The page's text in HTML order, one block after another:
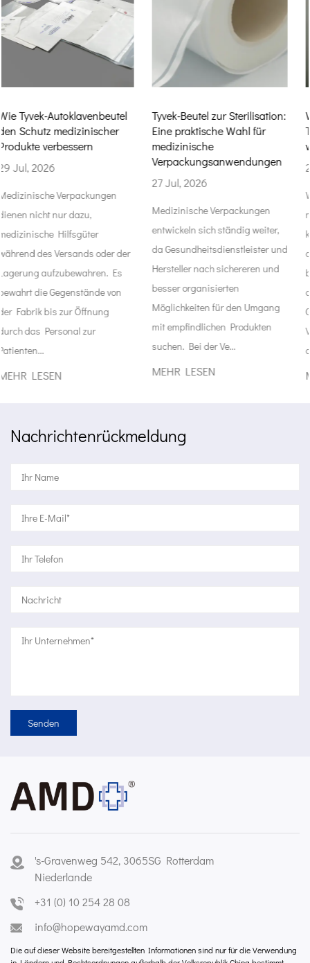
Tyvek-Beutel zur Sterilisation:
Eine praktische Wahl für
medizinische
Verpackungsanwendungen
Medizinische Verpackungen
entwickeln sich ständig weiter,
da Gesundheitsdienstleister und
Hersteller nach sichereren und
besser organisierten
Möglichkeiten für den Umgang
mit empfindlichen Produkten
suchen. Bei der Ve...
MEHR LESEN
Was sind medizinische
Tyvek-Beutel und warum
werden sie verwendet?
22 Jul, 2026
medizinische Produkte
konzentrieren sie sich meist
die Geräte selbst.
bleiben oft im Hintergrund.
der Herstellung im
Gesundheitswesen ist die
Verpackung jedoch eng mit
dem...
MEHR LESEN
Nachrichtenrückmeldung
's-Gravenweg 542, 3065SG Rotterdam
Niederlande
+31 (0) 10 254 28 08
info@hopewayamd.com
Die auf dieser Website bereitgestellten Informationen sind nur für die Verwendung